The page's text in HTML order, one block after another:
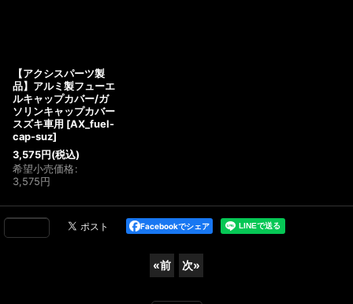
【アクシスパーツ製
品】アルミ製フューエ
ルキャップカバー/ガ
ソリンキャップカバー
スズキ車用 [AX_fuel-
cap-suz]
3,575円 (税込)
希望小売価格:
3,575 円
Facebookでシェア
«前 次»